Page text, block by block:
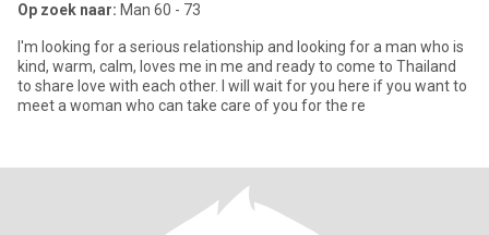
Op zoek naar: Man 60 - 73
I'm looking for a serious relationship and looking for a man who is
kind, warm, calm, loves me in me and ready to come to Thailand
to share love with each other. I will wait for you here if you want to
meet a woman who can take care of you for the re